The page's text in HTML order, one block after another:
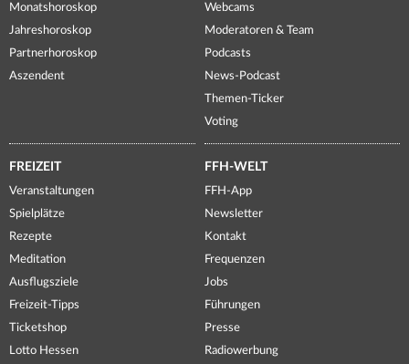
Monatshoroskop
Jahreshoroskop
Partnerhoroskop
Aszendent
Webcams
Moderatoren & Team
Podcasts
News-Podcast
Themen-Ticker
Voting
FREIZEIT
Veranstaltungen
Spielplätze
Rezepte
Meditation
Ausflugsziele
Freizeit-Tipps
Ticketshop
Lotto Hessen
FFH-WELT
FFH-App
Newsletter
Kontakt
Frequenzen
Jobs
Führungen
Presse
Radiowerbung